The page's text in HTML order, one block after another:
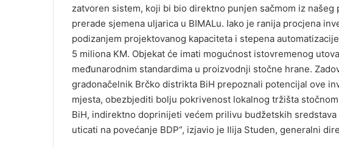
zatvoren sistem, koji bi bio direktno punjen sačmom iz
prerade sjemena uljarica u BIMALu. Iako je ranija procjena
podizanjem projektovanog kapaciteta i stepena
5 miliona KM. Objekat će imati mogućnost istovremenog
međunarodnim standardima u proizvodnji stočne hrane.
gradonačelnik Brčko distrikta BiH prepoznali potencijal ove
mjesta, obezbjediti bolju pokrivenost lokalnog tržišta
BiH, indirektno doprinijeti većem prilivu budžetskih
uticati na povećanje BDP“, izjavio je Ilija Studen, generalni